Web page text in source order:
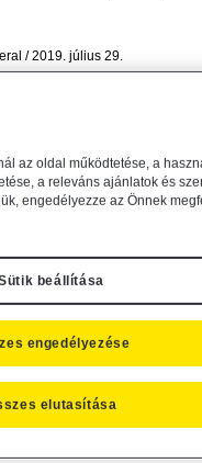
2019. július 29.
alapok
2019. július 22.
Zrt. az
az oldal működtetése, a
a releváns ajánlatok és
engedélyezze az Önnek
beállítása
elutasítása
engedélyezése